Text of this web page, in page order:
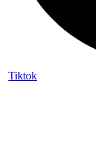
Tiktok